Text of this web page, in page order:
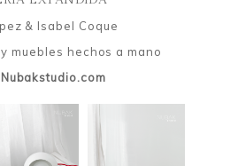
& Isabel Coque
muebles hechos a mano